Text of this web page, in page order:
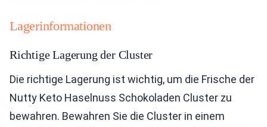
Lagerinformationen
Richtige Lagerung der Cluster
Die richtige Lagerung ist wichtig, um die Frische der
Nutty Keto Haselnuss Schokoladen Cluster zu
bewahren. Bewahren Sie die Cluster in einem